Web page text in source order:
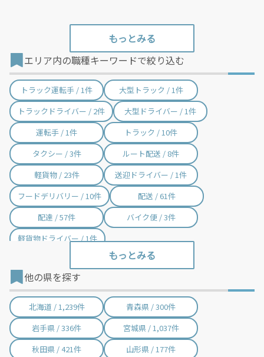
岬町 / 12件
太子町 / 1件
河南町 / 1件
千早赤阪村 / 1件
西宮市 / 1件
エリア内の職種キーワードで絞り込む
トラック運転手 / 1件
大型トラック / 1件
トラックドライバー / 2件
大型ドライバー / 1件
運転手 / 1件
トラック / 10件
タクシー / 3件
ルート配送 / 8件
軽貨物 / 23件
送迎ドライバー / 1件
フードデリバリー / 10件
配送 / 61件
配達 / 57件
バイク便 / 3件
軽貨物ドライバー / 1件
他の県を探す
北海道 / 1,239件
青森県 / 300件
岩手県 / 336件
宮城県 / 1,037件
秋田県 / 421件
山形県 / 177件